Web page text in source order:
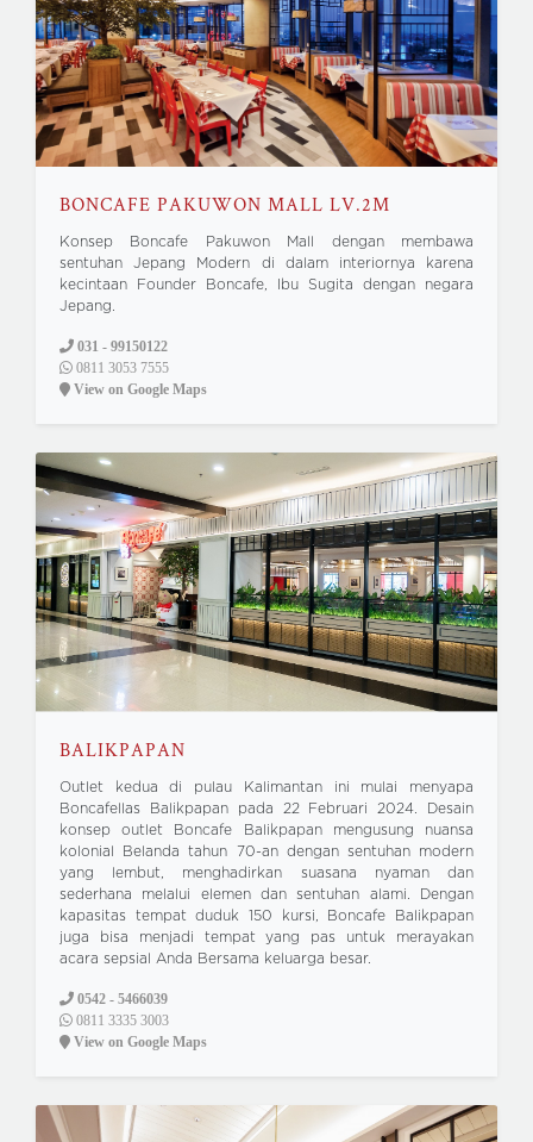
BONCAFE PAKUWON MALL LV.2M
Konsep Boncafe Pakuwon Mall dengan membawa
sentuhan Jepang Modern di dalam interiornya karena
kecintaan Founder Boncafe, Ibu Sugita dengan negara
Jepang.
031 - 99150122
0811 3053 7555
View on Google Maps
BALIKPAPAN
Outlet kedua di pulau Kalimantan ini mulai menyapa
Boncafellas Balikpapan pada 22 Februari 2024. Desain
konsep outlet Boncafe Balikpapan mengusung nuansa
kolonial Belanda tahun 70-an dengan sentuhan modern
yang lembut, menghadirkan suasana nyaman dan
sederhana melalui elemen dan sentuhan alami. Dengan
kapasitas tempat duduk 150 kursi, Boncafe Balikpapan
juga bisa menjadi tempat yang pas untuk merayakan
acara sepsial Anda Bersama keluarga besar.
0542 - 5466039
0811 3335 3003
View on Google Maps